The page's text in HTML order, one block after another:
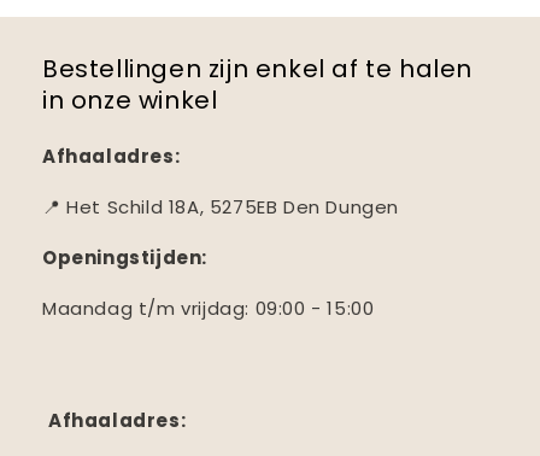
Bestellingen zijn enkel af te halen
in onze winkel
Afhaaladres:
📍 Het Schild 18A, 5275EB Den Dungen
Openingstijden:
Maandag t/m vrijdag: 09:00 - 15:00
Afhaaladres: